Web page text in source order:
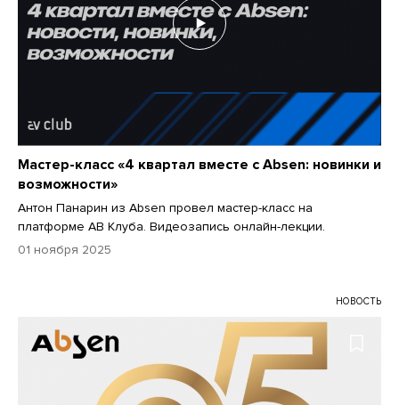
Мастер-класс «4 квартал вместе с Absen: новинки и
возможности»
Антон Панарин из Аbsen провел мастер-класс на
платформе АВ Клуба. Видеозапись онлайн-лекции.
01 ноября 2025
НОВОСТЬ